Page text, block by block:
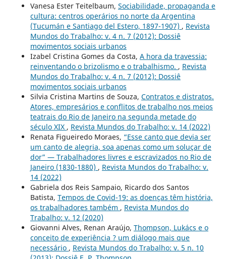
Vanesa Ester Teitelbaum, Sociabilidade, propaganda e
cultura: centros operários no norte da Argentina
(Tucumán e Santiago del Estero, 1897-1907) , Revista
Mundos do Trabalho: v. 4 n. 7 (2012): Dossiê
movimentos sociais urbanos
Izabel Cristina Gomes da Costa, A hora da travessia:
reinventando o brizolismo e o trabalhismo. , Revista
Mundos do Trabalho: v. 4 n. 7 (2012): Dossiê
movimentos sociais urbanos
Silvia Cristina Martins de Souza, Contratos e distratos.
Atores, empresários e conflitos de trabalho nos meios
teatrais do Rio de Janeiro na segunda metade do
século XIX , Revista Mundos do Trabalho: v. 14 (2022)
Renata Figueiredo Moraes, “Esse canto que devia ser
um canto de alegria, soa apenas como um soluçar de
dor” — Trabalhadores livres e escravizados no Rio de
Janeiro (1830-1880) , Revista Mundos do Trabalho: v.
14 (2022)
Gabriela dos Reis Sampaio, Ricardo dos Santos
Batista, Tempos de Covid-19: as doenças têm história,
os trabalhadores também , Revista Mundos do
Trabalho: v. 12 (2020)
Giovanni Alves, Renan Araújo, Thompson, Lukács e o
conceito de experiência ? um diálogo mais que
necessário , Revista Mundos do Trabalho: v. 5 n. 10